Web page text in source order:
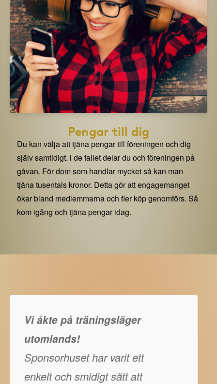
Pengar till dig
Du kan välja att tjäna pengar till föreningen och dig
själv samtidigt. i de fallet delar du och föreningen på
gåvan. För dom som handlar mycket så kan man
tjäna tusentals kronor. Detta gör att engagemanget
ökar bland medlemmarna och fler köp genomförs. Så
kom igång och tjäna pengar idag.
Vi åkte på träningsläger
utomlands!
Sponsorhuset har varit ett
enkelt och smidigt sätt att